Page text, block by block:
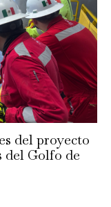
del proyecto
Golfo de